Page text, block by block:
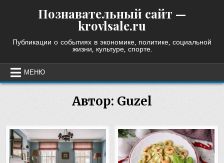
Познавательный сайт —
krovlsale.ru
Публикации о событиях в экономике, политике, социальной
жизни, культуре, спорте.
МЕНЮ
Автор: Guzel